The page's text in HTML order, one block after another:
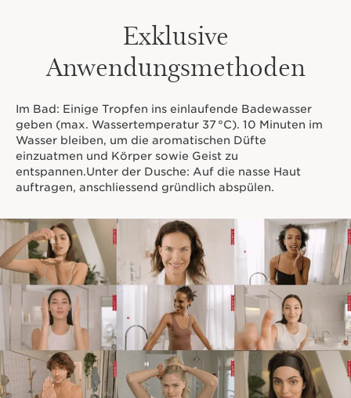
Exklusive
Anwendungsmethoden
Im Bad: Einige Tropfen ins einlaufende Badewasser
geben (max. Wassertemperatur 37 °C). 10 Minuten im
Wasser bleiben, um die aromatischen Düfte
einzuatmen und Körper sowie Geist zu
entspannen.Unter der Dusche: Auf die nasse Haut
auftragen, anschliessend gründlich abspülen.